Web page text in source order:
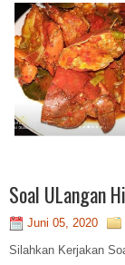
Soal ULangan
Juni 05, 2020
Silahkan Kerjakan